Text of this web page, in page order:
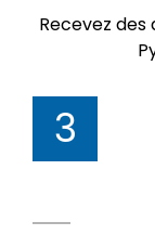
Recevez des
3